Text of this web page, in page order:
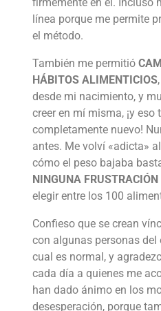
firmemente en él. Incluso
línea porque me permite
el método.
También me permitió
HÁBITOS ALIMENTICIOS
desde mi nacimiento, y
creer en mí misma, ¡y eso
completamente nuevo!
antes. Me volví «adicta»
cómo el peso bajaba
NINGUNA
elegir entre los 100
Confieso que se crean
con algunas personas
cual es normal, y
cada día a quienes me
han dado ánimo en los
desesperación, porque